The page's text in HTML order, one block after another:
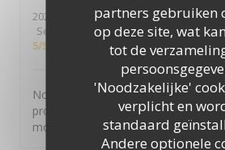
partners gebruiken
op deze site, wat
tot de
'Noodzakelijke'
verplicht en
standaard
Andere optionele
2026-07-30
- 19:30 - Gasten 2
Service
/5 Atmosfeer:5/5 Keuken:5
5/5
Nous avons passé un agréable
produits de qualités. Je
moment.